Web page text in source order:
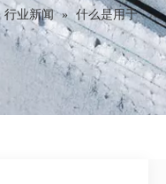
行业新闻 » 什么是用于